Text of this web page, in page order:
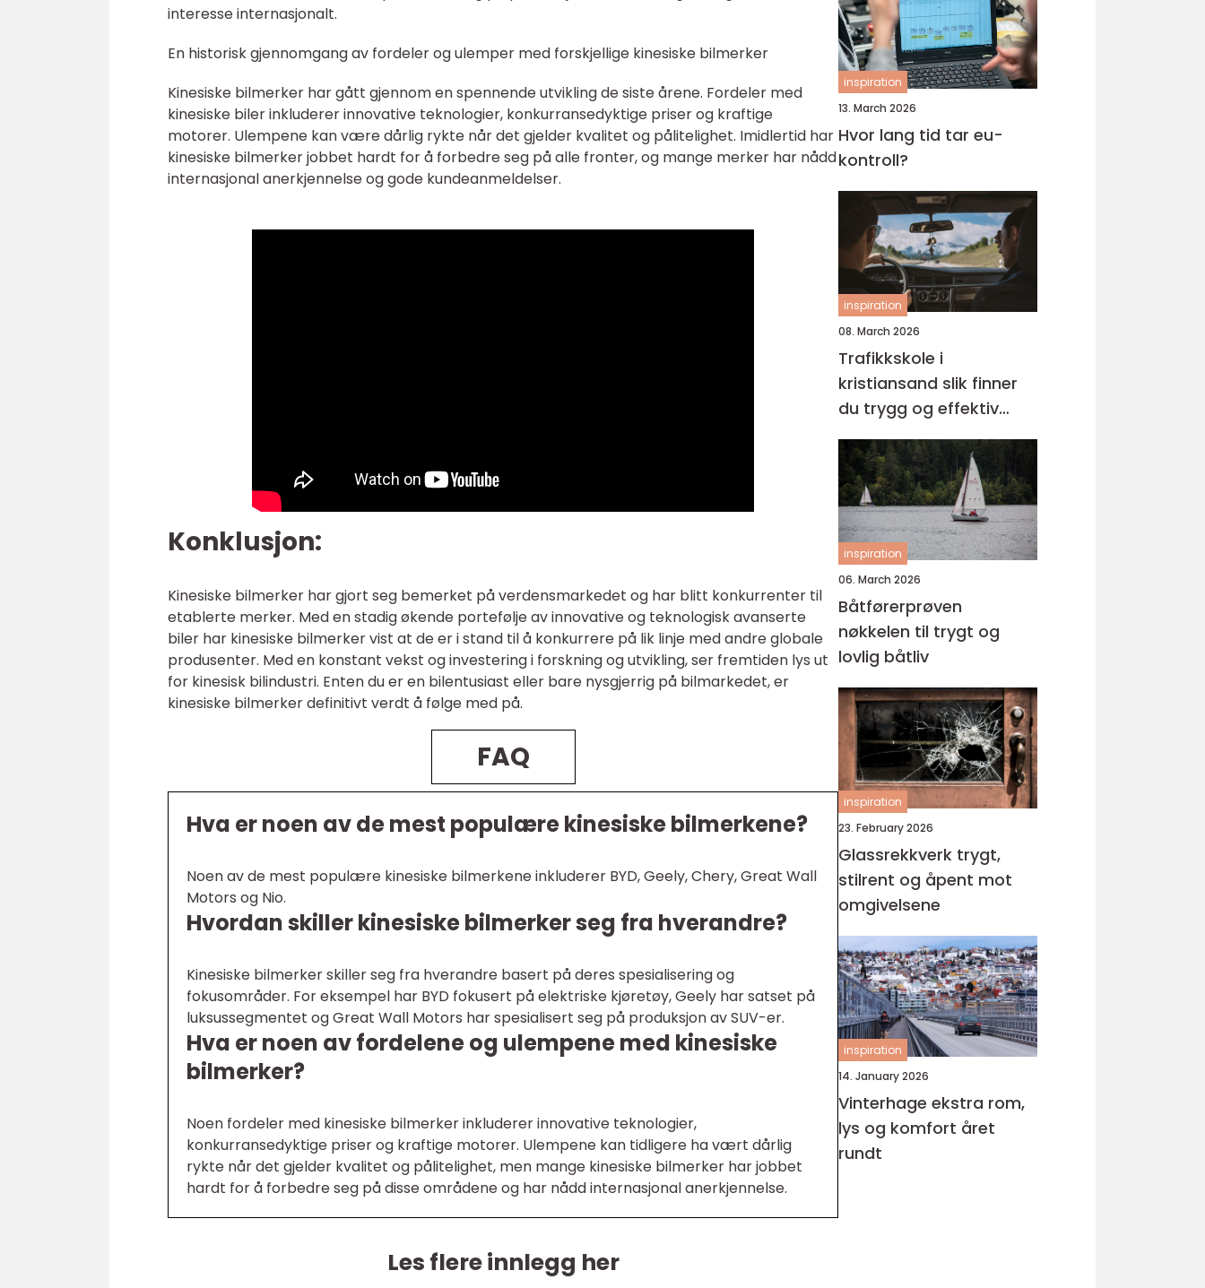
interesse internasjonalt.
En historisk gjennomgang av fordeler og ulemper med forskjellige kinesiske bilmerker
Kinesiske bilmerker har gått gjennom en spennende utvikling de siste årene. Fordeler med
kinesiske biler inkluderer innovative teknologier, konkurransedyktige priser og kraftige
motorer. Ulempene kan være dårlig rykte når det gjelder kvalitet og pålitelighet. Imidlertid har
kinesiske bilmerker jobbet hardt for å forbedre seg på alle fronter, og mange merker har nådd
internasjonal anerkjennelse og gode kundeanmeldelser.
Konklusjon:
Kinesiske bilmerker har gjort seg bemerket på verdensmarkedet og har blitt konkurrenter til
etablerte merker. Med en stadig økende portefølje av innovative og teknologisk avanserte
biler har kinesiske bilmerker vist at de er i stand til å konkurrere på lik linje med andre globale
produsenter. Med en konstant vekst og investering i forskning og utvikling, ser fremtiden lys ut
for kinesisk bilindustri. Enten du er en bilentusiast eller bare nysgjerrig på bilmarkedet, er
kinesiske bilmerker definitivt verdt å følge med på.
FAQ
Hva er noen av de mest populære kinesiske bilmerkene?
Noen av de mest populære kinesiske bilmerkene inkluderer BYD, Geely, Chery, Great Wall
Motors og Nio.
Hvordan skiller kinesiske bilmerker seg fra hverandre?
Kinesiske bilmerker skiller seg fra hverandre basert på deres spesialisering og
fokusområder. For eksempel har BYD fokusert på elektriske kjøretøy, Geely har satset på
luksussegmentet og Great Wall Motors har spesialisert seg på produksjon av SUV-er.
Hva er noen av fordelene og ulempene med kinesiske
bilmerker?
Noen fordeler med kinesiske bilmerker inkluderer innovative teknologier,
konkurransedyktige priser og kraftige motorer. Ulempene kan tidligere ha vært dårlig
rykte når det gjelder kvalitet og pålitelighet, men mange kinesiske bilmerker har jobbet
hardt for å forbedre seg på disse områdene og har nådd internasjonal anerkjennelse.
Les flere innlegg her
inspiration
13. March 2026
Hvor lang tid tar eu-
kontroll?
inspiration
08. March 2026
Trafikkskole i
kristiansand slik finner
du trygg og effektiv
opplæring
inspiration
06. March 2026
Båtførerprøven
nøkkelen til trygt og
lovlig båtliv
inspiration
23. February 2026
Glassrekkverk trygt,
stilrent og åpent mot
omgivelsene
inspiration
14. January 2026
Vinterhage ekstra rom,
lys og komfort året
rundt